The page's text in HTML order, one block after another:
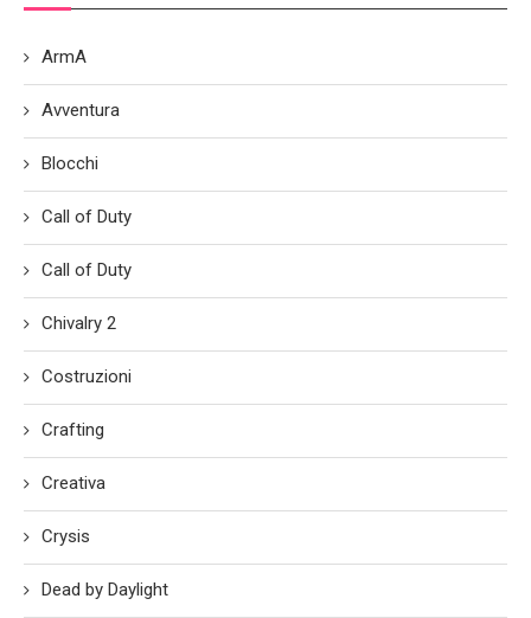
ArmA
Avventura
Blocchi
Call of Duty
Call of Duty
Chivalry 2
Costruzioni
Crafting
Creativa
Crysis
Dead by Daylight